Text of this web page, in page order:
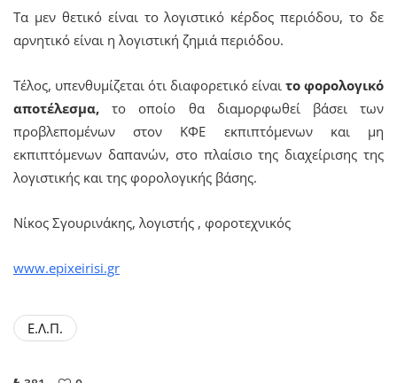
Τα μεν θετικό είναι το λογιστικό κέρδος περιόδου, το δε
αρνητικό είναι η λογιστική ζημιά περιόδου.
Τέλος, υπενθυμίζεται ότι διαφορετικό είναι το φορολογικό
αποτέλεσμα, το οποίο θα διαμορφωθεί βάσει των
προβλεπομένων στον ΚΦΕ εκπιπτόμενων και μη
εκπιπτόμενων δαπανών, στο πλαίσιο της διαχείρισης της
λογιστικής και της φορολογικής βάσης.
Νίκος Σγουρινάκης, λογιστής , φοροτεχνικός
www.epixeirisi.gr
Ε.Λ.Π.